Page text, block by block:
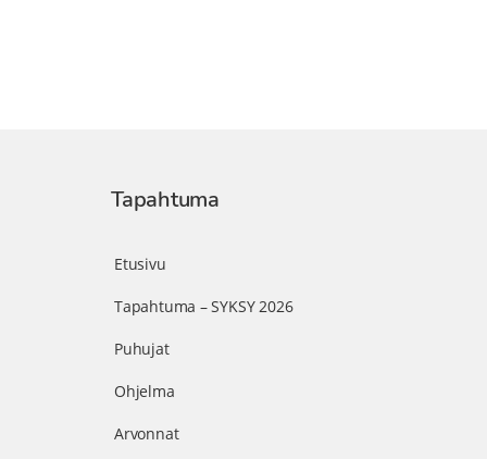
Tapahtuma
Etusivu
Tapahtuma – SYKSY 2026
Puhujat
Ohjelma
Arvonnat